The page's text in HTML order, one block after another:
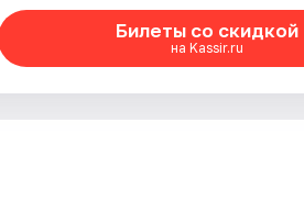
Билеты со скидкой
на Kassir.ru